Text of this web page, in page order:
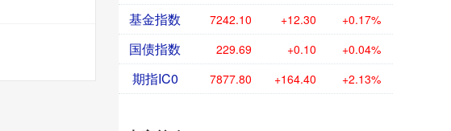
基金指数 7242.10 +12.30 +0.17%
国债指数 229.69 +0.10 +0.04%
期指IC0 7877.80 +164.40 +2.13%